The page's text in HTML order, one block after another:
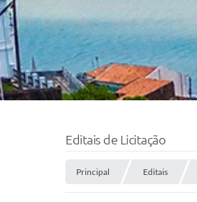
Editais de Licitação
Principal Editais